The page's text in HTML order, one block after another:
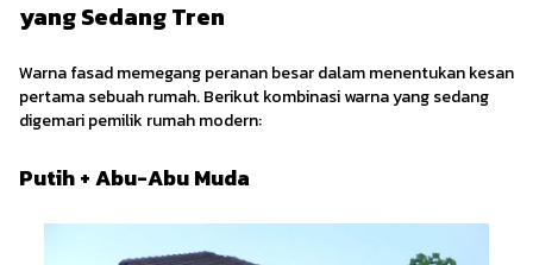
yang Sedang Tren
Warna fasad memegang peranan besar dalam menentukan kesan
pertama sebuah rumah. Berikut kombinasi warna yang sedang
digemari pemilik rumah modern:
Putih + Abu-Abu Muda